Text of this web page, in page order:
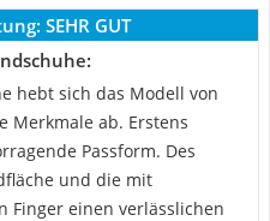
SEHR GUT
hebt sich das Modell von
Merkmale ab. Erstens
Passform. Des
und die mit
Finger einen verlässlichen